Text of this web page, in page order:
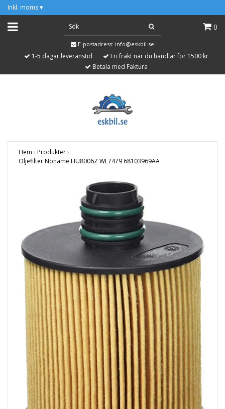
Inkl. moms ▾
0
E-postadress: info@eskbil.se
1-5 dagar leveranstid
Fri frakt när du handlar för 1500 kr
Betala med Faktura
Hem › Produkter›
Oljefilter Noname HU8006Z WL7479 68103969AA